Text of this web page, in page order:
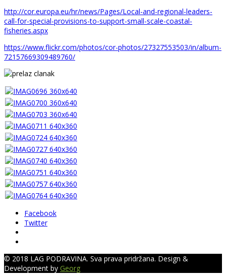
http://cor.europa.eu/hr/news/Pages/Local-and-regional-leaders-
call-for-special-provisions-to-support-small-scale-coastal-
fisheries.aspx
https://www.flickr.com/photos/cor-photos/27327553503/in/album-
72157669309489760/
Facebook
Twitter
© 2018 LAG PODRAVINA. Sva prava pridržana. Design &
Development by Georg